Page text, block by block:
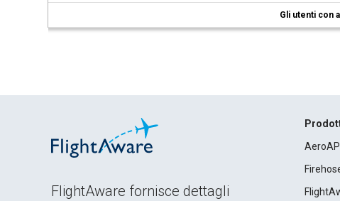
Gli utenti con
FlightAware fornisce dettagli
AeroAPI